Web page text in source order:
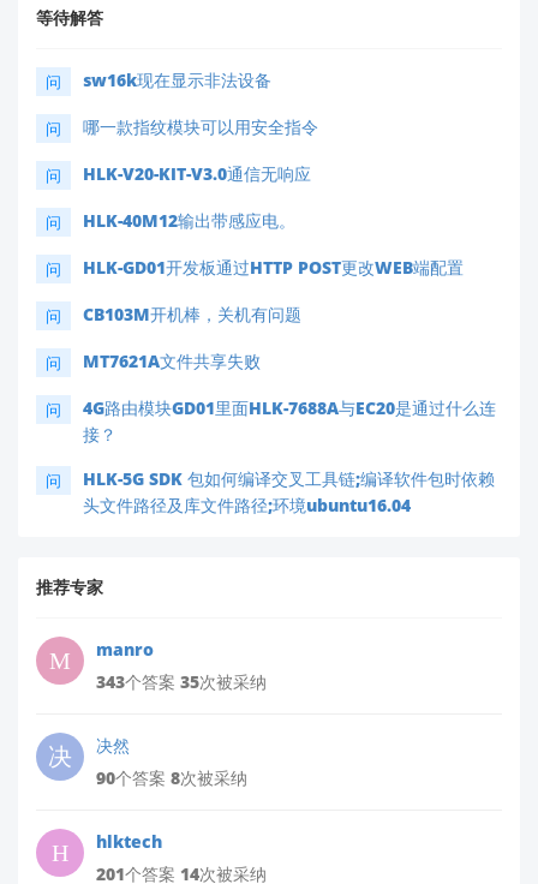
等待解答
问 sw16k现在显示非法设备
问 哪一款指纹模块可以用安全指令
问 HLK-V20-KIT-V3.0通信无响应
问 HLK-40M12输出带感应电。
问 HLK-GD01开发板通过HTTP POST更改WEB端配置
问 CB103M开机棒，关机有问题
问 MT7621A文件共享失败
问
4G路由模块GD01里面HLK-7688A与EC20是通过什么连
接？
问
HLK-5G SDK 包如何编译交叉工具链;编译软件包时依赖
头文件路径及库文件路径;环境ubuntu16.04
推荐专家
manro
343个答案 35次被采纳
决然
90个答案 8次被采纳
hlktech
201个答案 14次被采纳